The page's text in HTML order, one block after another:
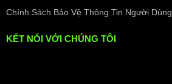
Chính Sách Bảo Vệ Thông Tin Người Dùng
KẾT NỐI VỚI CHÚNG TÔI